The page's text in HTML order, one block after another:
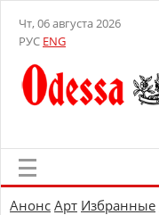
Чт, 06 августа 2026
РУС ENG
Анонс Арт Избранные